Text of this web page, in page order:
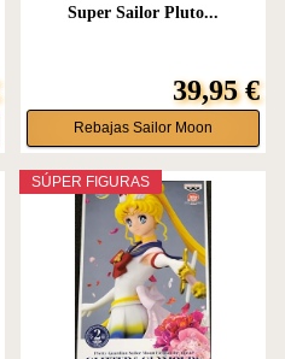
Super Sailor Pluto...
39,95 €
Rebajas Sailor Moon
SÚPER FIGURAS